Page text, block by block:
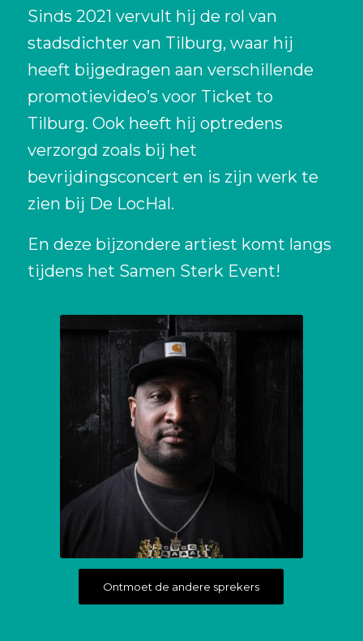
Sinds 2021 vervult hij de rol van
stadsdichter van Tilburg, waar hij
heeft bijgedragen aan verschillende
promotievideo’s voor Ticket to
Tilburg. Ook heeft hij optredens
verzorgd zoals bij het
bevrijdingsconcert en is zijn werk te
zien bij De LocHal.
En deze bijzondere artiest komt langs
tijdens het Samen Sterk Event!
Ontmoet de andere sprekers